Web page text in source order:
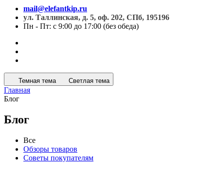
mail@elefantkip.ru
ул. Таллинская, д. 5, оф. 202, СПб, 195196
Пн - Пт: с 9:00 до 17:00 (без обеда)
Темная тема Светлая тема
Главная
Блог
Блог
Все
Обзоры товаров
Советы покупателям